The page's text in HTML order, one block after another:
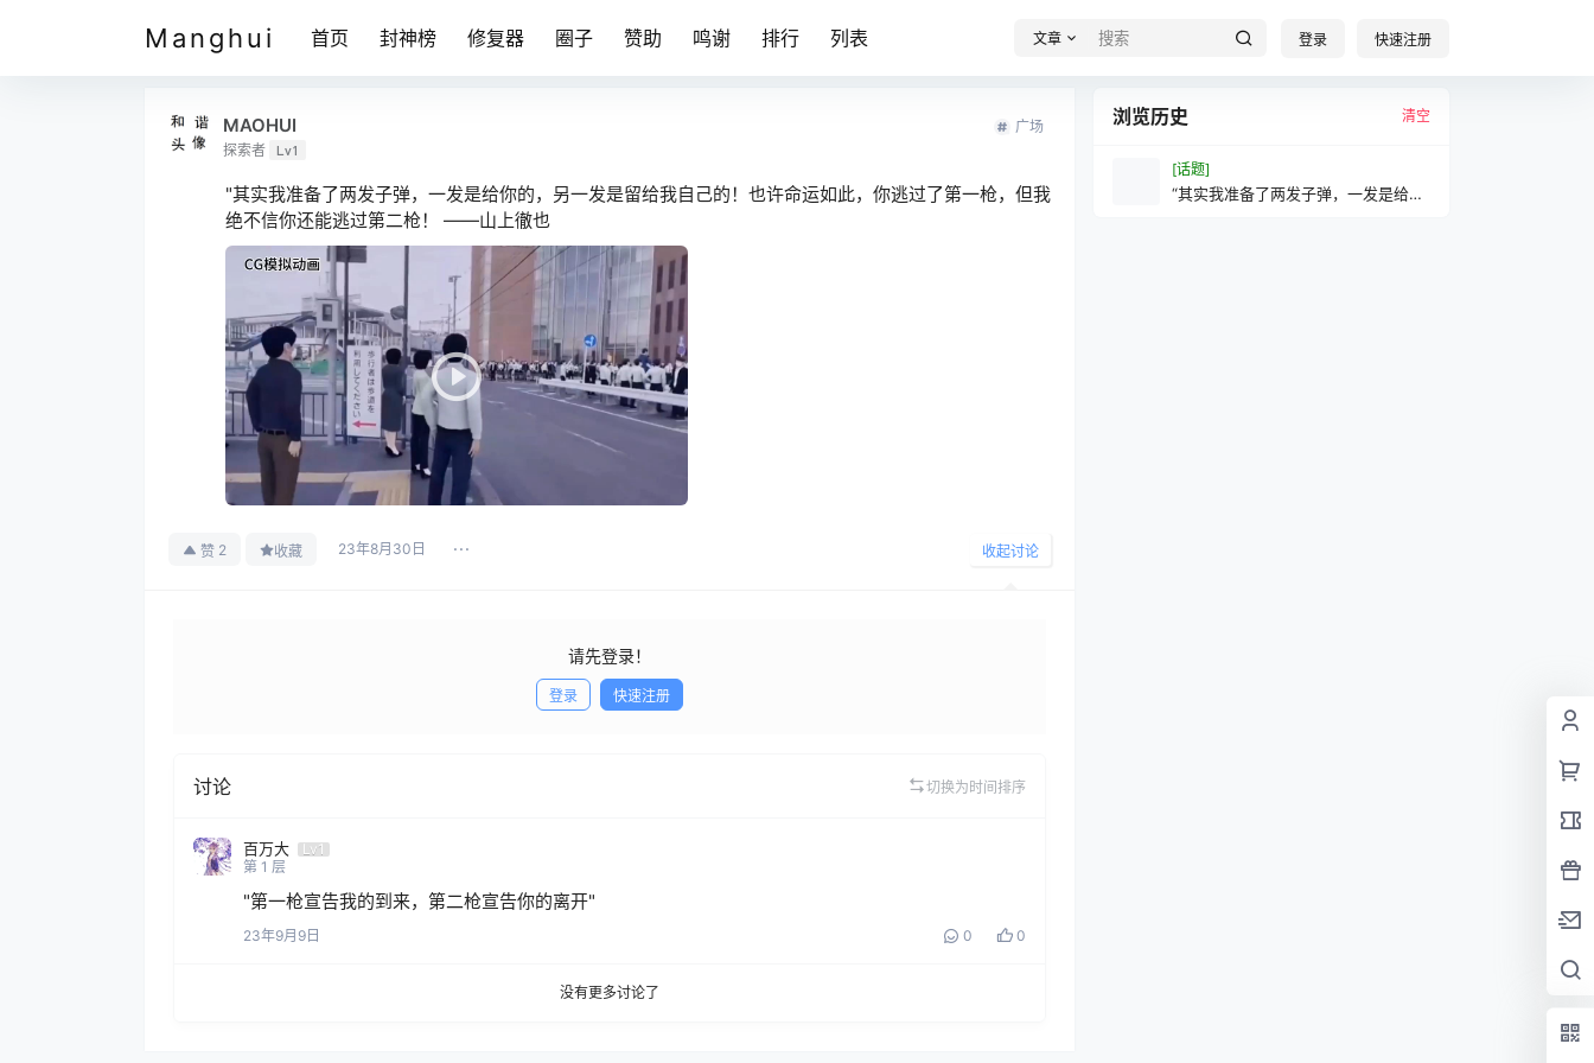
Manghui 首页 封神榜 修复器 圈子 赞助 鸣谢 排行 列表 文章 登录 快速注册
MAOHUI
探索者 Lv1
广场
"其实我准备了两发子弹，一发是给你的，另一发是留给我自己的！也许命运如此，你逃过了第一枪，但我
绝不信你还能逃过第二枪！ ——山上徹也
赞 2 收藏 23年8月30日 收起讨论
请先登录！
登录 快速注册
讨论 切换为时间排序
百万大
Lv1
第 1 层
"第一枪宣告我的到来，第二枪宣告你的离开"
23年9月9日 0 0
没有更多讨论了
浏览历史 清空
[话题]
“其实我准备了两发子弹，一发是给你